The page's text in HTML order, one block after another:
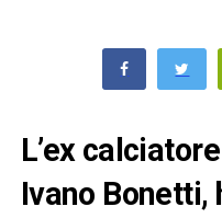
L’ex
Ivano Bonetti,